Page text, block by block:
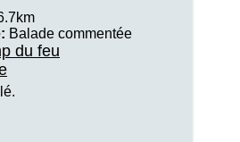
Balade commentée
du feu